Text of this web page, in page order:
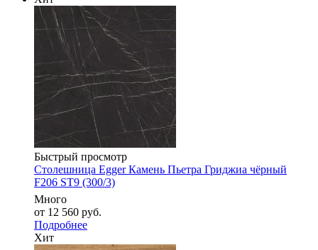
Быстрый просмотр
Столешница Egger Камень Пьетра Гриджиа чёрный
F206 ST9 (300/3)
Много
от 12 560 руб.
Подробнее
Хит